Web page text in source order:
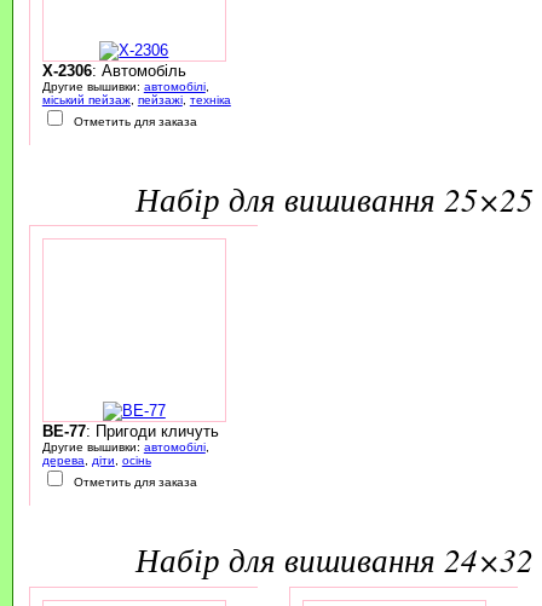
X-2306: Автомобіль
Другие вышивки: автомобілі,
міський пейзаж, пейзажі, техніка
Отметить для заказа
набір для вишивання 25×25
BE-77: Пригоди кличуть
Другие вышивки: автомобілі,
дерева, діти, осінь
Отметить для заказа
набір для вишивання 24×32